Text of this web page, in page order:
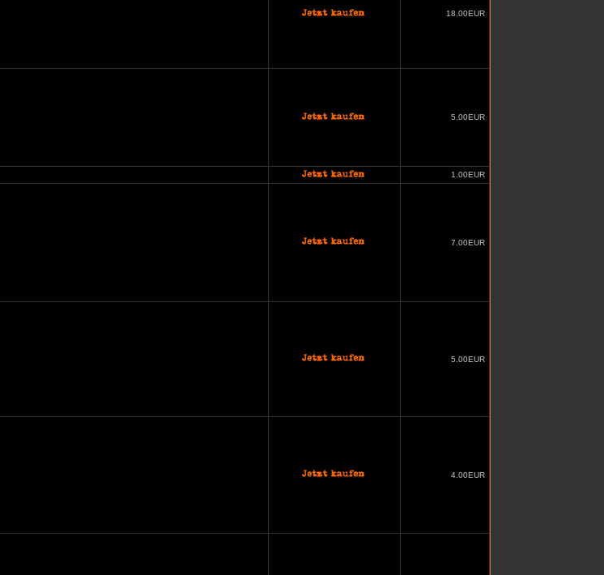
18.00EUR
5.00EUR
1.00EUR
7.00EUR
5.00EUR
4.00EUR